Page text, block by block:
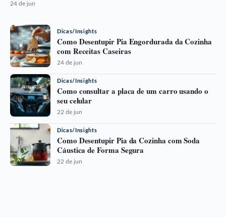
24 de jun
Dicas/Insights
Como Desentupir Pia Engordurada da Cozinha
com Receitas Caseiras
24 de jun
Dicas/Insights
Como consultar a placa de um carro usando o
seu celular
22 de jun
Dicas/Insights
Como Desentupir Pia da Cozinha com Soda
Cáustica de Forma Segura
22 de jun